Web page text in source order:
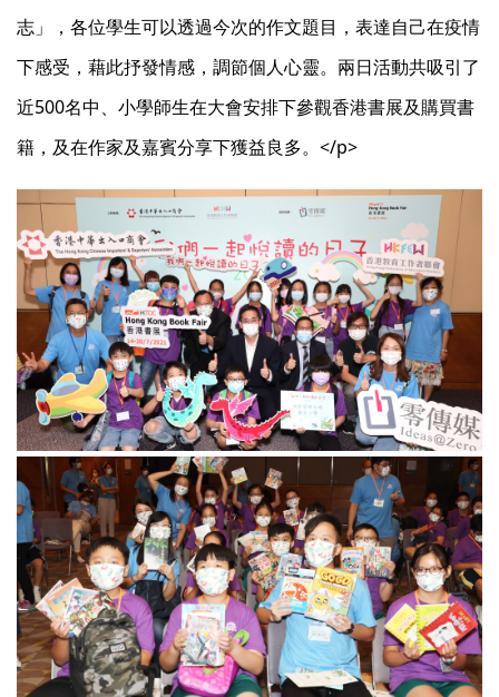
志」，各位學生可以透過今次的作文題目，表達自己在疫情
下感受，藉此抒發情感，調節個人心靈。兩日活動共吸引了
近500名中、小學師生在大會安排下參觀香港書展及購買書
籍，及在作家及嘉賓分享下獲益良多。</p>